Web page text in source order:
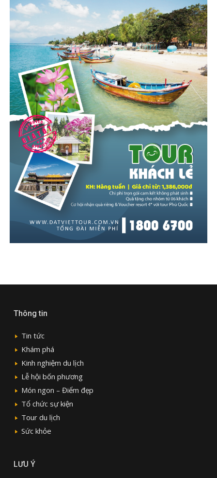
Thông tin
Tin tức
Khám phá
Kinh nghiệm du lịch
Lễ hội bốn phương
Món ngon – Điểm đẹp
Tổ chức sự kiện
Tour du lịch
Sức khỏe
LƯU Ý